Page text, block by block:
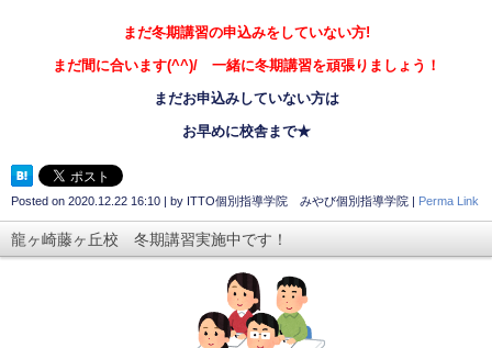
まだ冬期講習の申込みをしていない方!
まだ間に合います(^^)/一緒に冬期講習を頑張りましょう！
まだお申込みしていない方は
お早めに校舎まで★
Posted on 2020.12.22 16:10 | by ITTO個別指導学院 みやび個別指導学院 | Perma Link
龍ヶ崎藤ヶ丘校 冬期講習実施中です！